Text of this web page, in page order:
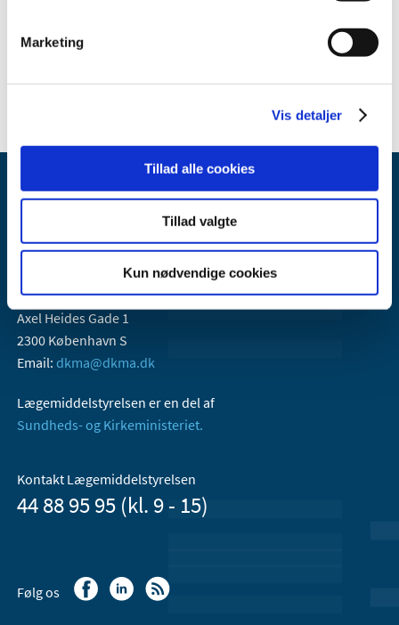
Marketing
Vis detaljer
Tillad alle cookies
Tillad valgte
Kun nødvendige cookies
2007 (2)
Lægemiddelstyrelsen
Axel Heides Gade 1
2300 København S
Email: dkma@dkma.dk
Lægemiddelstyrelsen er en del af
Sundheds- og Kirkeministeriet.
Kontakt Lægemiddelstyrelsen
44 88 95 95 (kl. 9 - 15)
Følg os